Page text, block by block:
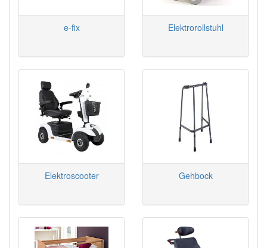
e-fix Elektrorollstuhl
Elektroscooter Gehbock